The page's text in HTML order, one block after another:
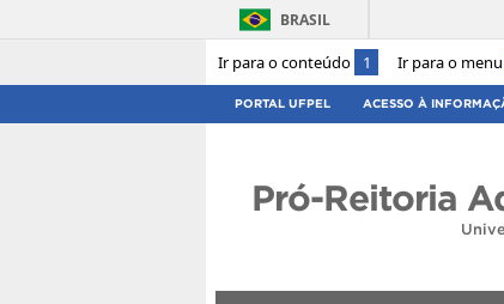
Ir para o conteúdo 1 Ir para o menu
BRASIL
PORTAL UFPEL ACESSO À
Pró-Reitoria